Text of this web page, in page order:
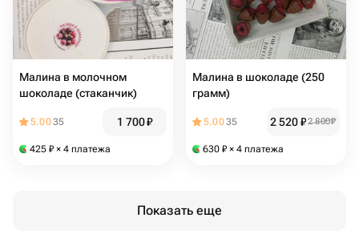
Малина в молочном
шоколаде (стаканчик)
5.0035 1 700₽
425 ₽ × 4 платежа
Малина в шоколаде (250
грамм)
5.0035 2 520₽2 800₽
630 ₽ × 4 платежа
Показать еще